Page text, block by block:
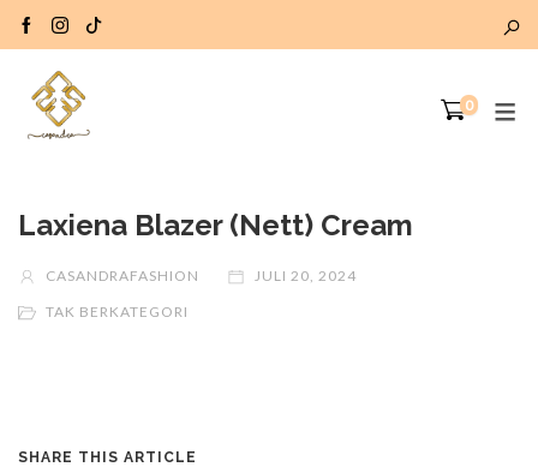
0
Laxiena Blazer (Nett) Cream
CASANDRAFASHION
JULI 20, 2024
TAK BERKATEGORI
SHARE THIS ARTICLE